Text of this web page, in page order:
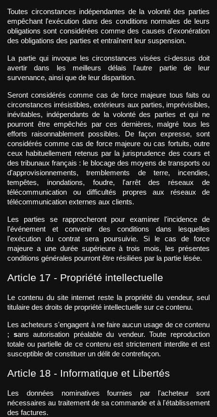
Toutes circonstances indépendantes de la volonté des parties
empêchant l'exécution dans des conditions normales de leurs
obligations sont considérées comme des causes d'exonération
des obligations des parties et entraînent leur suspension.
La partie qui invoque les circonstances visées ci-dessus doit
avertir dans les meilleurs délais l'autre partie de leur
survenance, ainsi que de leur disparition.
Seront considérés comme cas de force majeure tous faits ou
circonstances irrésistibles, extérieurs aux parties, imprévisibles,
inévitables, indépendants de la volonté des parties et qui ne
pourront être empêchés par ces dernières, malgré tous les
efforts raisonnablement possibles. De façon expresse, sont
considérés comme cas de force majeure ou cas fortuits, outre
ceux habituellement retenus par la jurisprudence des cours et
des tribunaux français : le blocage des moyens de transports ou
d'approvisionnements, tremblements de terre, incendies,
tempêtes, inondations, foudre, l'arrêt des réseaux de
télécommunication ou difficultés propres aux réseaux de
télécommunication externes aux clients.
Les parties se rapprocheront pour examiner l'incidence de
l'événement et convenir des conditions dans lesquelles
l'exécution du contrat sera poursuivie. Si le cas de force
majeure a une durée supérieure à trois mois, les présentes
conditions générales pourront être résiliées par la partie lésée.
Article 17 - Propriété intellectuelle
Le contenu du site internet reste la propriété du vendeur, seul
titulaire des droits de propriété intellectuelle sur ce contenu.
Les acheteurs s'engagent à ne faire aucun usage de ce contenu
; sans autorisation préalable du vendeur. Toute reproduction
totale ou partielle de ce contenu est strictement interdite et est
susceptible de constituer un délit de contrefaçon.
Article 18 - Informatique et Libertés
Les données nominatives fournies par l'acheteur sont
nécessaires au traitement de sa commande et à l'établissement
des factures.